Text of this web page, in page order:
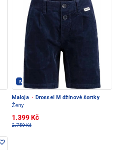
Maloja - PEC POD SNĚŽKOU
Maloja · Drossel M džínové šortky
Ženy
1.399 Kč
2.759 Kč